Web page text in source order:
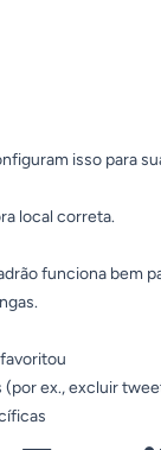
isso para
local correta.
funciona bem
(por ex., excluir